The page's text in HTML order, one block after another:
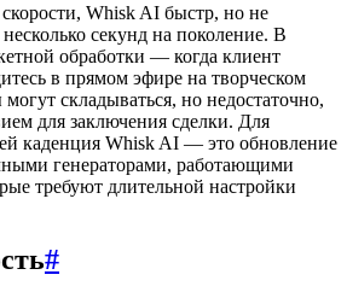
Whisk AI быстр, но не
секунд на поколение. В
обработки — когда клиент
в прямом эфире на творческом
складываться, но недостаточно,
для заключения сделки. Для
каденция Whisk AI — это обновление
генераторами, работающими
требуют длительной настройки
#